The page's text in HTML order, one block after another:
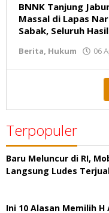
BNNK Tanjung
Massal di Lapas
Sabak, Seluruh
Berita, Hukum 06
Terpopuler
Baru Meluncur di RI,
Langsung Ludes
Ini 10 Alasan Memilih H